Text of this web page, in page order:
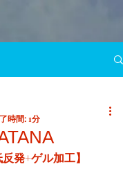
時間: 1分
発+ゲル加工】